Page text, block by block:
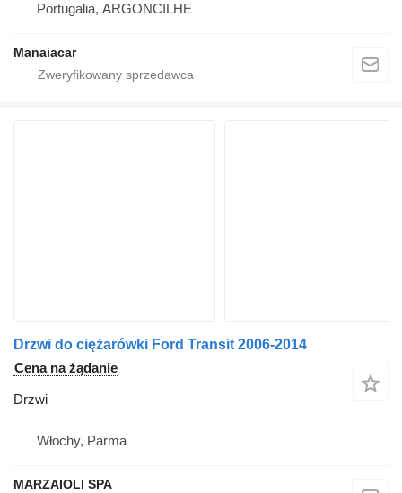
Portugalia, ARGONCILHE
Manaiacar
Drzwi do ciężarówki Ford Transit 2006-2014
Cena na żądanie
Drzwi
Włochy, Parma
MARZAIOLI SPA